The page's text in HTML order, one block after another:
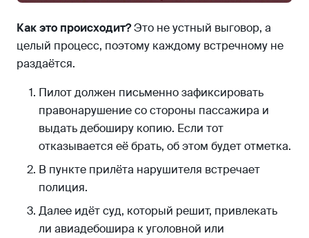
Как это происходит?Это не устный выговор, а
целый процесс, поэтому каждому встречному не
раздаётся.
Пилот должен письменно зафиксировать
правонарушение со стороны пассажира и
выдать дебоширу копию. Если тот
отказывается её брать, об этом будет отметка.
В пункте прилёта нарушителя встречает
полиция.
Далее идёт суд, который решит, привлекать
ли авиадебошира к уголовной или